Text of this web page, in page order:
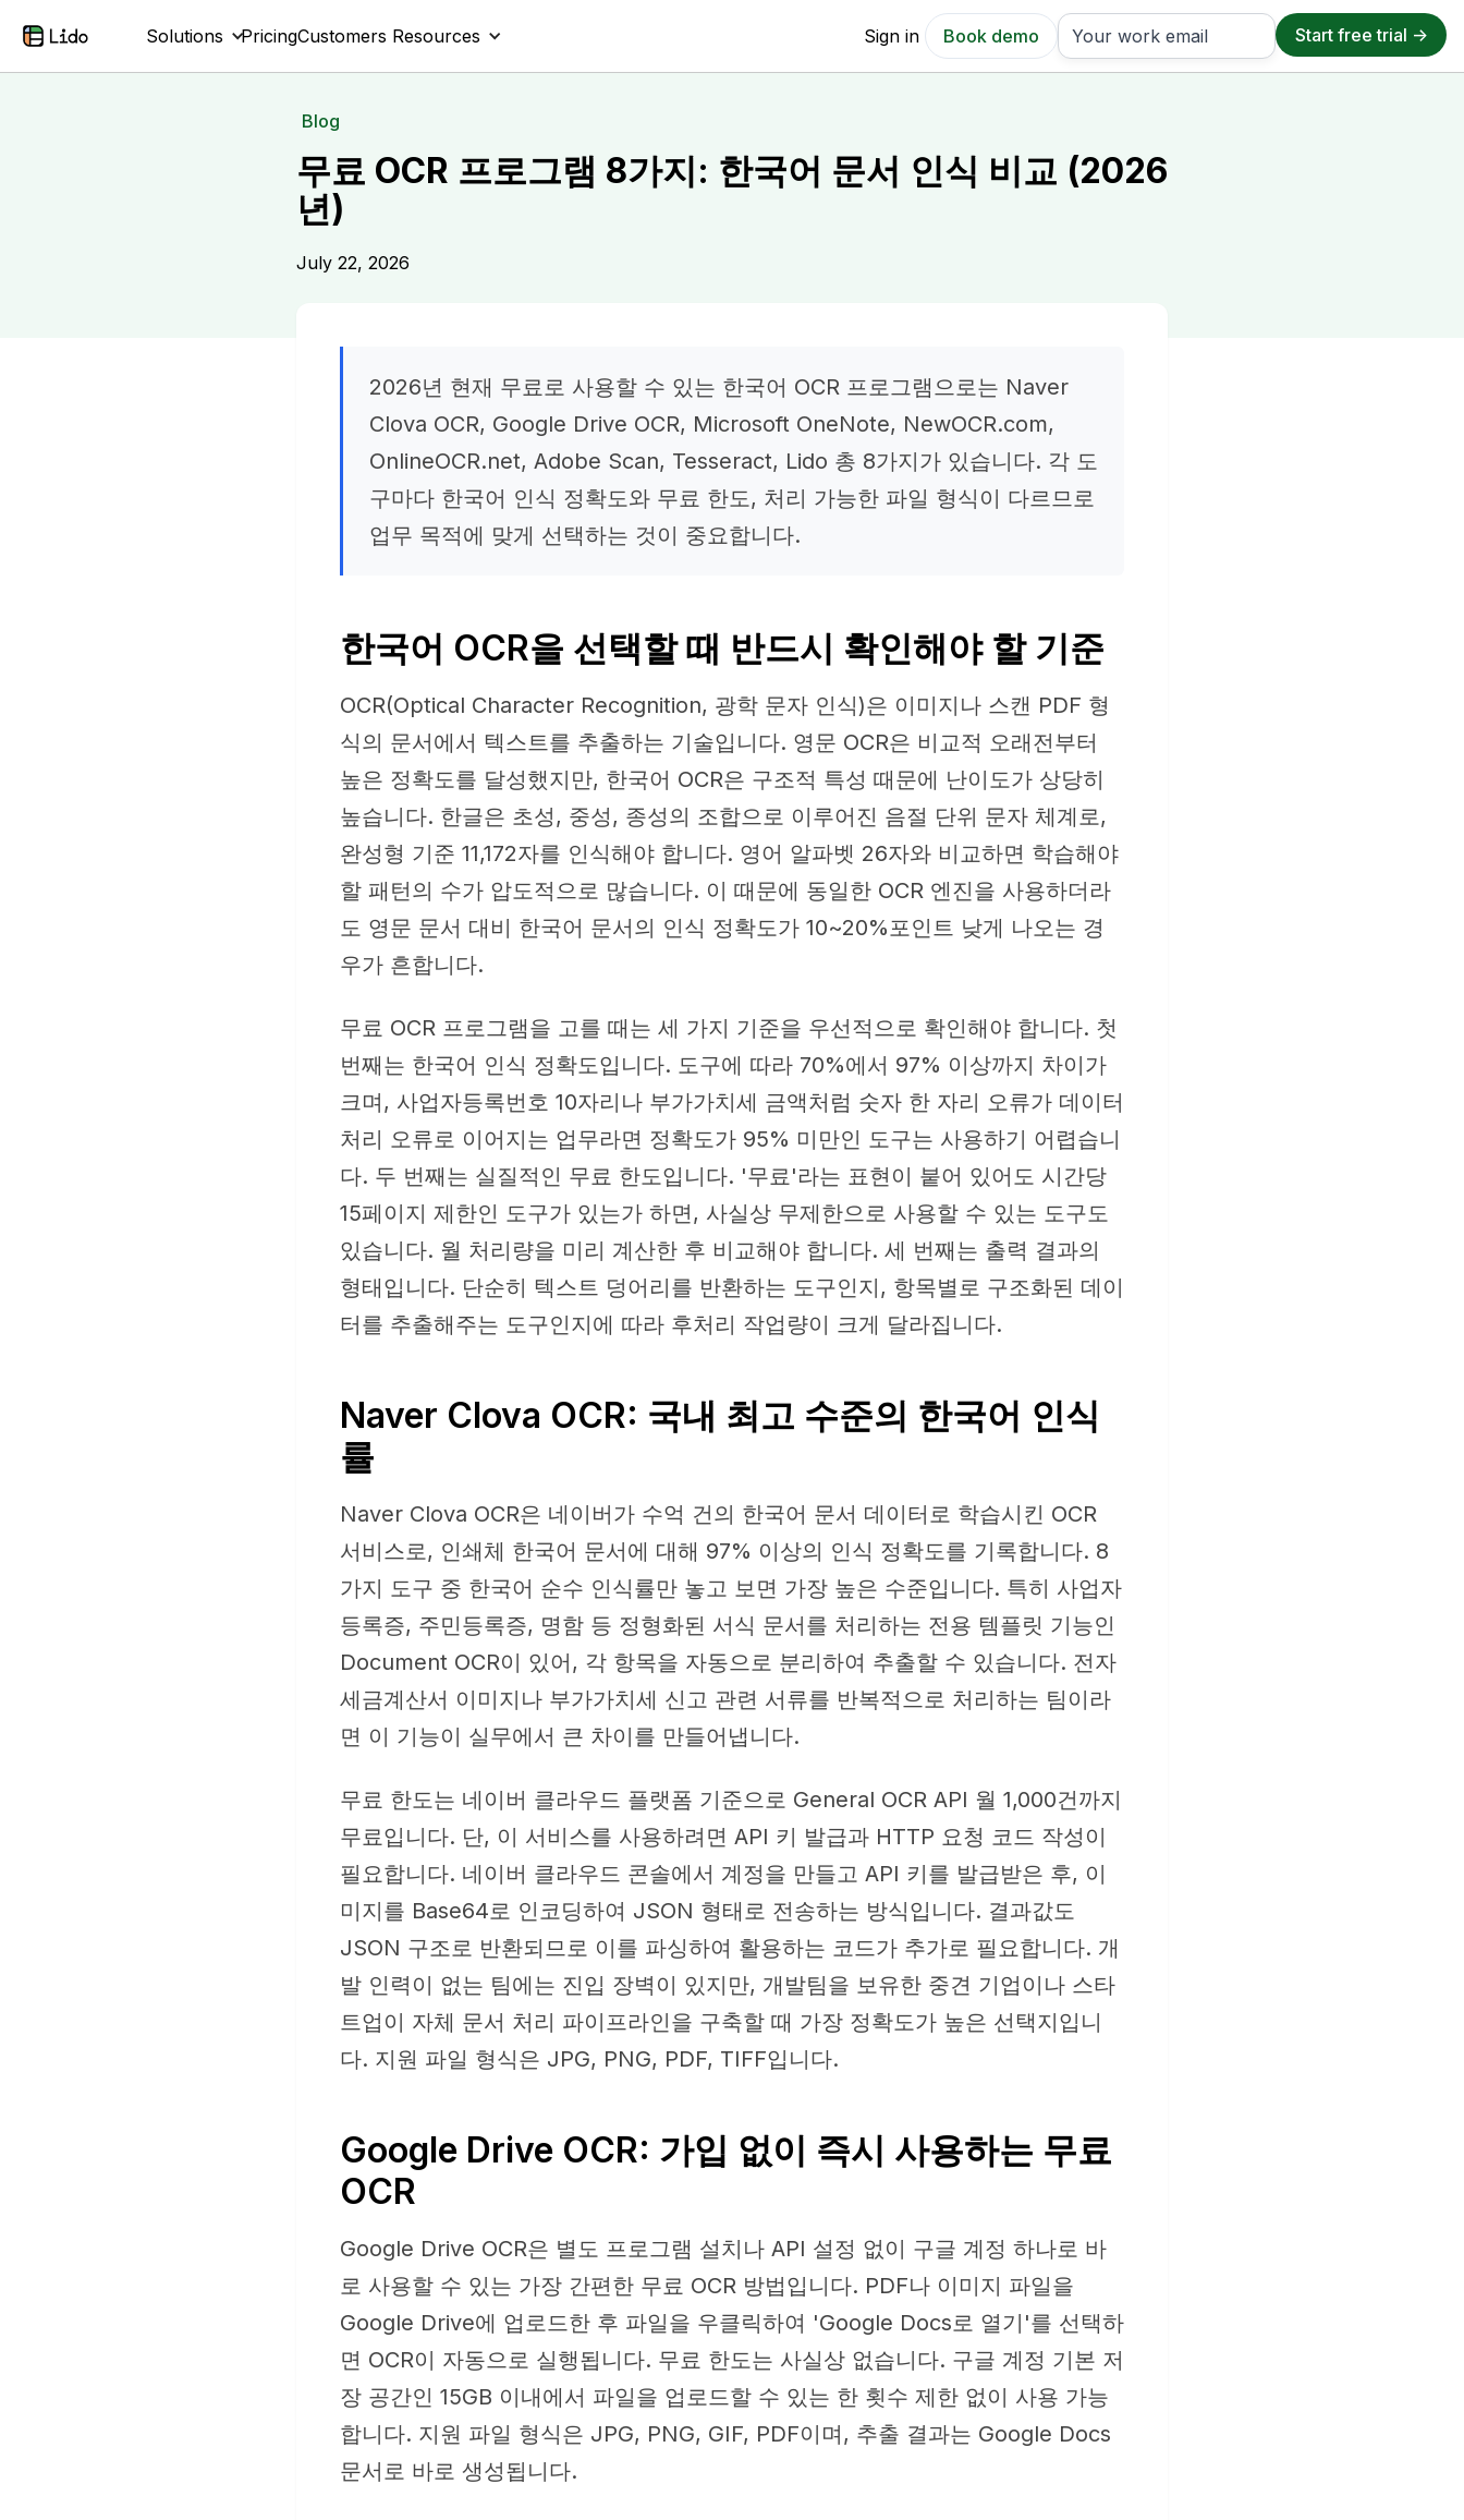
Solutions PricingCustomers Resources Sign in Book demo
Blog
무료 OCR 프로그램 8가지: 한국어 문서 인식 비교 (2026
년)
July 22, 2026
2026년 현재 무료로 사용할 수 있는 한국어 OCR 프로그램으로는 Naver
Clova OCR, Google Drive OCR, Microsoft OneNote, NewOCR.com,
OnlineOCR.net, Adobe Scan, Tesseract, Lido 총 8가지가 있습니다. 각 도
구마다 한국어 인식 정확도와 무료 한도, 처리 가능한 파일 형식이 다르므로
업무 목적에 맞게 선택하는 것이 중요합니다.
한국어 OCR을 선택할 때 반드시 확인해야 할 기준
OCR(Optical Character Recognition, 광학 문자 인식)은 이미지나 스캔 PDF 형
식의 문서에서 텍스트를 추출하는 기술입니다. 영문 OCR은 비교적 오래전부터
높은 정확도를 달성했지만, 한국어 OCR은 구조적 특성 때문에 난이도가 상당히
높습니다. 한글은 초성, 중성, 종성의 조합으로 이루어진 음절 단위 문자 체계로,
완성형 기준 11,172자를 인식해야 합니다. 영어 알파벳 26자와 비교하면 학습해야
할 패턴의 수가 압도적으로 많습니다. 이 때문에 동일한 OCR 엔진을 사용하더라
도 영문 문서 대비 한국어 문서의 인식 정확도가 10~20%포인트 낮게 나오는 경
우가 흔합니다.
무료 OCR 프로그램을 고를 때는 세 가지 기준을 우선적으로 확인해야 합니다. 첫
번째는 한국어 인식 정확도입니다. 도구에 따라 70%에서 97% 이상까지 차이가
크며, 사업자등록번호 10자리나 부가가치세 금액처럼 숫자 한 자리 오류가 데이터
처리 오류로 이어지는 업무라면 정확도가 95% 미만인 도구는 사용하기 어렵습니
다. 두 번째는 실질적인 무료 한도입니다. '무료'라는 표현이 붙어 있어도 시간당
15페이지 제한인 도구가 있는가 하면, 사실상 무제한으로 사용할 수 있는 도구도
있습니다. 월 처리량을 미리 계산한 후 비교해야 합니다. 세 번째는 출력 결과의
형태입니다. 단순히 텍스트 덩어리를 반환하는 도구인지, 항목별로 구조화된 데이
터를 추출해주는 도구인지에 따라 후처리 작업량이 크게 달라집니다.
Naver Clova OCR: 국내 최고 수준의 한국어 인식
률
Naver Clova OCR은 네이버가 수억 건의 한국어 문서 데이터로 학습시킨 OCR
서비스로, 인쇄체 한국어 문서에 대해 97% 이상의 인식 정확도를 기록합니다. 8
가지 도구 중 한국어 순수 인식률만 놓고 보면 가장 높은 수준입니다. 특히 사업자
등록증, 주민등록증, 명함 등 정형화된 서식 문서를 처리하는 전용 템플릿 기능인
Document OCR이 있어, 각 항목을 자동으로 분리하여 추출할 수 있습니다. 전자
세금계산서 이미지나 부가가치세 신고 관련 서류를 반복적으로 처리하는 팀이라
면 이 기능이 실무에서 큰 차이를 만들어냅니다.
무료 한도는 네이버 클라우드 플랫폼 기준으로 General OCR API 월 1,000건까지
무료입니다. 단, 이 서비스를 사용하려면 API 키 발급과 HTTP 요청 코드 작성이
필요합니다. 네이버 클라우드 콘솔에서 계정을 만들고 API 키를 발급받은 후, 이
미지를 Base64로 인코딩하여 JSON 형태로 전송하는 방식입니다. 결과값도
JSON 구조로 반환되므로 이를 파싱하여 활용하는 코드가 추가로 필요합니다. 개
발 인력이 없는 팀에는 진입 장벽이 있지만, 개발팀을 보유한 중견 기업이나 스타
트업이 자체 문서 처리 파이프라인을 구축할 때 가장 정확도가 높은 선택지입니
다. 지원 파일 형식은 JPG, PNG, PDF, TIFF입니다.
Google Drive OCR: 가입 없이 즉시 사용하는 무료
OCR
Google Drive OCR은 별도 프로그램 설치나 API 설정 없이 구글 계정 하나로 바
로 사용할 수 있는 가장 간편한 무료 OCR 방법입니다. PDF나 이미지 파일을
Google Drive에 업로드한 후 파일을 우클릭하여 'Google Docs로 열기'를 선택하
면 OCR이 자동으로 실행됩니다. 무료 한도는 사실상 없습니다. 구글 계정 기본 저
장 공간인 15GB 이내에서 파일을 업로드할 수 있는 한 횟수 제한 없이 사용 가능
합니다. 지원 파일 형식은 JPG, PNG, GIF, PDF이며, 추출 결과는 Google Docs
문서로 바로 생성됩니다.